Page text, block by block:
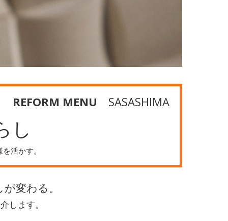
REFORM MENU SASASHIMA
し
活かす。
変わる。
します。